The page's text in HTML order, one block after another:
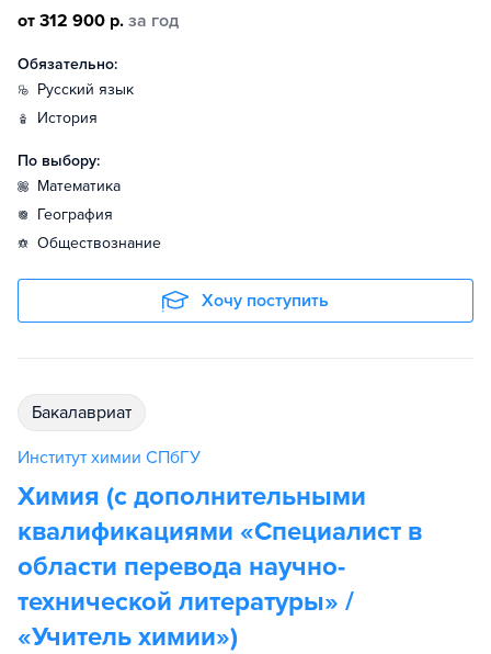
от 312 900 р. за год
Обязательно:
русский язык
история
По выбору:
математика
география
обществознание
Хочу поступить
бакалавриат
Институт химии СПбГУ
Химия (с дополнительными
квалификациями «Специалист в
области перевода научно-
технической литературы» /
«Учитель химии»)